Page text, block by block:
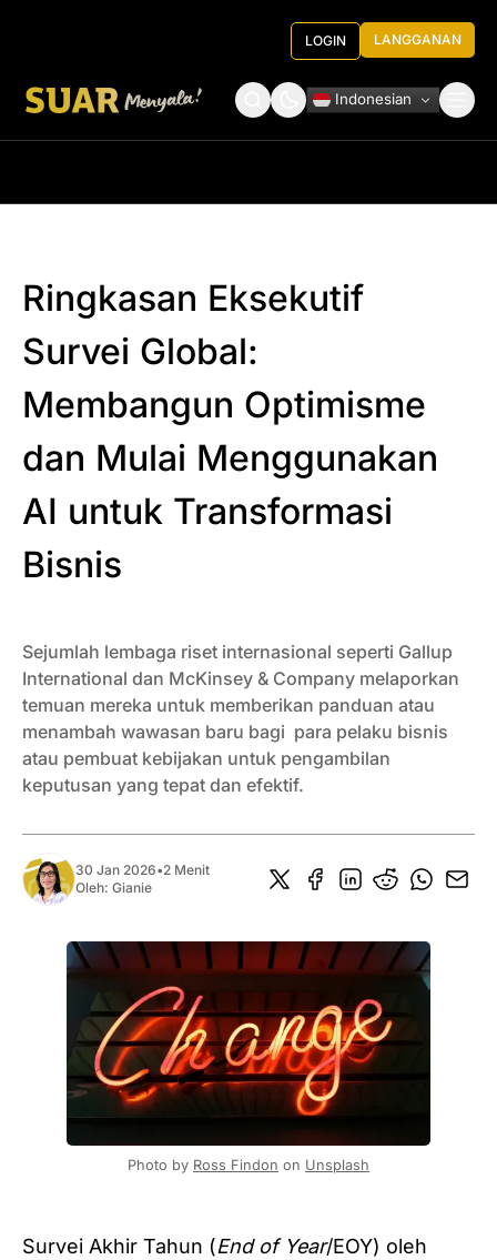
LOGIN LANGGANAN
Indonesian
Ringkasan Eksekutif
Survei Global:
Membangun Optimisme
dan Mulai Menggunakan
AI untuk Transformasi
Bisnis
Sejumlah lembaga riset internasional seperti Gallup
International dan McKinsey & Company melaporkan
temuan mereka untuk memberikan panduan atau
menambah wawasan baru bagi para pelaku bisnis
atau pembuat kebijakan untuk pengambilan
keputusan yang tepat dan efektif.
30 Jan 2026•2 Menit
Oleh: Gianie
Photo by Ross Findon on Unsplash
Survei Akhir Tahun (End of Year/EOY) oleh